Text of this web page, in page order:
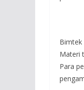
Bimtek
Materi
Para